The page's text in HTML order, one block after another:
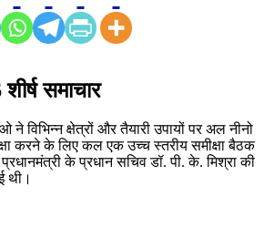
समाचार
ने विभिन्न क्षेत्रों और तैयारी उपायों पर अल नीनो
करने के लिए कल एक उच्च स्तरीय समीक्षा बैठक
के प्रधान सचिव डॉ. पी. के. मिश्रा की
थी।